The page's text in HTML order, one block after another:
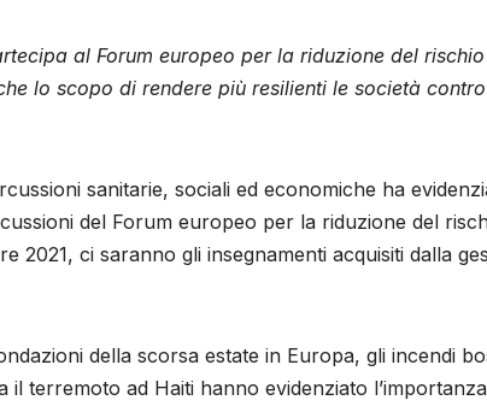
al Forum europeo per la riduzione del
lo scopo di rendere più resilienti le società
sanitarie, sociali ed economiche ha
del Forum europeo per la riduzione del
2021, ci saranno gli insegnamenti acquisiti dalla
della scorsa estate in Europa, gli incendi
il terremoto ad Haiti hanno evidenziato